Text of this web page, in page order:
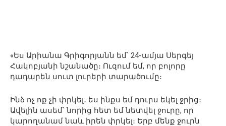
«Ես Արիանա Գրիգորյանն եմ՝ 24-ամյա Սերգեյ
Հակոբյանի նշանածը։ Ուզում եմ, որ բոլորը
դադարեն սուտ լուրերի տարածումը։
Ինձ ոչ ոք չի փրկել․ ես ինքս եմ դուրս եկել ջրից։
Ավելին ասեմ՝ նորից հետ եմ նետվել ջուրը, որ
կարողանամ նաև իրեն փրկել։ Երբ մենք ջուրն